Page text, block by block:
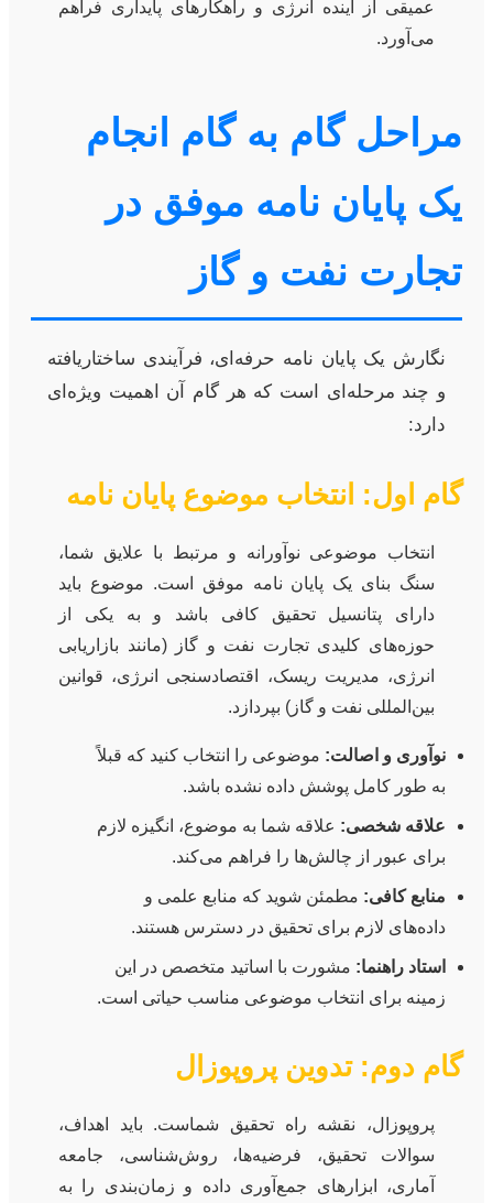
عمیقی از آینده انرژی و راهکارهای پایداری فراهم
می‌آورد.
مراحل گام به گام انجام
یک پایان نامه موفق در
تجارت نفت و گاز
نگارش یک پایان نامه حرفه‌ای، فرآیندی ساختاریافته
و چند مرحله‌ای است که هر گام آن اهمیت ویژه‌ای
دارد:
گام اول: انتخاب موضوع پایان نامه
انتخاب موضوعی نوآورانه و مرتبط با علایق شما،
سنگ بنای یک پایان نامه موفق است. موضوع باید
دارای پتانسیل تحقیق کافی باشد و به یکی از
حوزه‌های کلیدی تجارت نفت و گاز (مانند بازاریابی
انرژی، مدیریت ریسک، اقتصادسنجی انرژی، قوانین
بین‌المللی نفت و گاز) بپردازد.
نوآوری و اصالت: موضوعی را انتخاب کنید که قبلاً
به طور کامل پوشش داده نشده باشد.
علاقه شخصی: علاقه شما به موضوع، انگیزه لازم
برای عبور از چالش‌ها را فراهم می‌کند.
منابع کافی: مطمئن شوید که منابع علمی و
داده‌های لازم برای تحقیق در دسترس هستند.
استاد راهنما: مشورت با اساتید متخصص در این
زمینه برای انتخاب موضوعی مناسب حیاتی است.
گام دوم: تدوین پروپوزال
پروپوزال، نقشه راه تحقیق شماست. باید اهداف،
سوالات تحقیق، فرضیه‌ها، روش‌شناسی، جامعه
آماری، ابزارهای جمع‌آوری داده و زمان‌بندی را به